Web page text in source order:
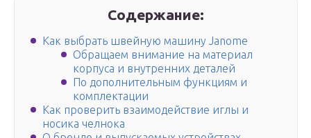
Содержание:
Как выбрать швейную машину Janome
Обращаем внимание на материал
корпуса и внутренних деталей
По дополнительным функциям и
комплектации
Как проверить взаимодействие иглы и
носика челнока